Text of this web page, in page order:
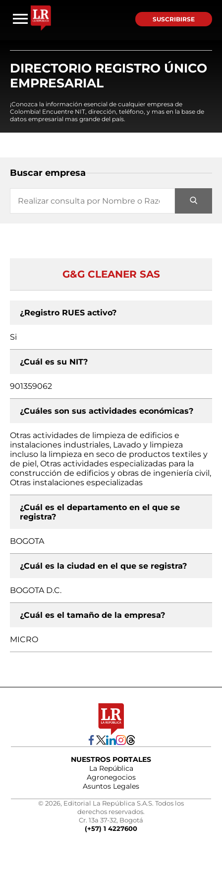
SUSCRIBIRSE
DIRECTORIO REGISTRO ÚNICO
EMPRESARIAL
¡Conozca la información esencial de cualquier empresa de
Colombia! Encuentre NIT, dirección, teléfono, y mas en la base de
datos empresarial mas grande del país.
Buscar empresa
G&G CLEANER SAS
¿Registro RUES activo?
Si
¿Cuál es su NIT?
901359062
¿Cuáles son sus actividades económicas?
Otras actividades de limpieza de edificios e
instalaciones industriales, Lavado y limpieza
incluso la limpieza en seco de productos textiles y
de piel, Otras actividades especializadas para la
construcción de edificios y obras de ingeniería civil,
Otras instalaciones especializadas
¿Cuál es el departamento en el que se
registra?
BOGOTA
¿Cuál es la ciudad en el que se registra?
BOGOTA D.C.
¿Cuál es el tamaño de la empresa?
MICRO
NUESTROS PORTALES
La República
Agronegocios
Asuntos Legales
© 2026, Editorial La República S.A.S. Todos los
derechos reservados.
Cr. 13a 37-32, Bogotá
(+57) 1 4227600